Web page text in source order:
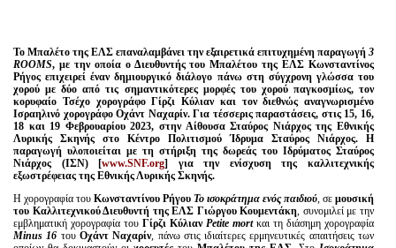
Το Μπαλέτο της ΕΛΣ επαναλαμβάνει την εξαιρετικά επιτυχημένη παραγωγή 3
ROOMS, με την οποία ο Διευθυντής του Μπαλέτου της ΕΛΣ Κωνσταντίνος
Ρήγος επιχειρεί έναν δημιουργικό διάλογο πάνω στη σύγχρονη γλώσσα του
χορού με δύο από τις σημαντικότερες μορφές του χορού παγκοσμίως, τον
κορυφαίο Τσέχο χορογράφο Γίρζι Κύλιαν και τον διεθνώς αναγνωρισμένο
Ισραηλινό χορογράφο Οχάντ Ναχαρίν. Για τέσσερις παραστάσεις, στις 15, 16,
18 και 19 Φεβρουαρίου 2023, στην Αίθουσα Σταύρος Νιάρχος της Εθνικής
Λυρικής Σκηνής στο Κέντρο Πολιτισμού Ίδρυμα Σταύρος Νιάρχος. Η
παραγωγή υλοποιείται με τη στήριξη της δωρεάς του Ιδρύματος Σταύρος
Νιάρχος (ΙΣΝ)[www.SNF.org] για την ενίσχυση της καλλιτεχνικής
εξωστρέφειας της Εθνικής Λυρικής Σκηνής.
Η χορογραφία του Κωνσταντίνου Ρήγου To ισοκράτημα ενός παιδιού, σε μουσική
του Καλλιτεχνικού Διευθυντή της ΕΛΣ Γιώργου Κουμεντάκη, συνομιλεί με την
εμβληματική χορογραφία του Γίρζι Κύλιαν Petite mortκαι τη διάσημη χορογραφία
Minus 16 του Οχάντ Ναχαρίν, πάνω στις ιδιαίτερες ερμηνευτικές απαιτήσεις των